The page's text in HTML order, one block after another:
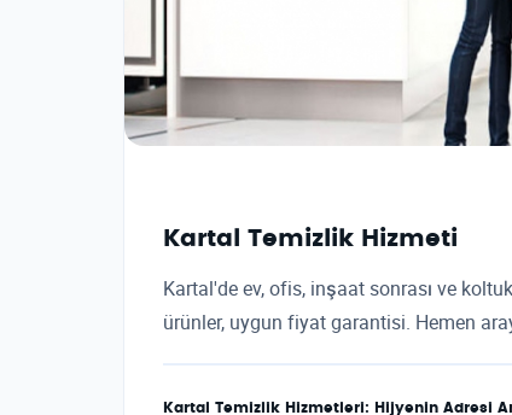
Kartal Temizlik Hizmeti
Kartal'de ev, ofis, inşaat sonrası ve
ürünler, uygun fiyat garantisi. Hemen
Kartal Temizlik Hizmetleri: Hijyenin Adresi